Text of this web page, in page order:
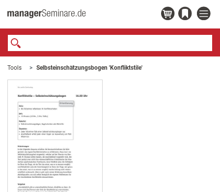
Tools Selbsteinschätzungsbogen 'Konfliktstile'